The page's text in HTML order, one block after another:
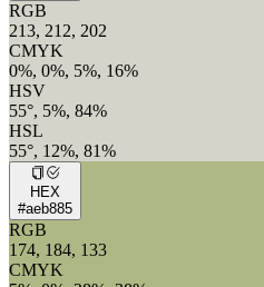
RGB
213, 212, 202
CMYK
0%, 0%, 5%, 16%
HSV
55°, 5%, 84%
HSL
55°, 12%, 81%
HEX
#aeb885
RGB
174, 184, 133
CMYK